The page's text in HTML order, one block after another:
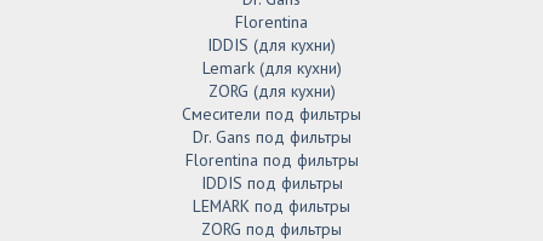
Florentina
IDDIS (для кухни)
Lemark (для кухни)
ZORG (для кухни)
Смесители под фильтры
Dr. Gans под фильтры
Florentina под фильтры
IDDIS под фильтры
LEMARK под фильтры
ZORG под фильтры